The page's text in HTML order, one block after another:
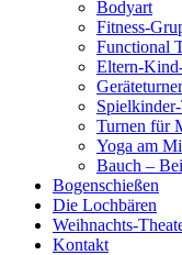
Bodyart
Fitness-
Functional
Eltern-
Turnen für
Yoga am
Bauch –
Bogenschießen
Die Lochbären
Weihnachts-
Kontakt